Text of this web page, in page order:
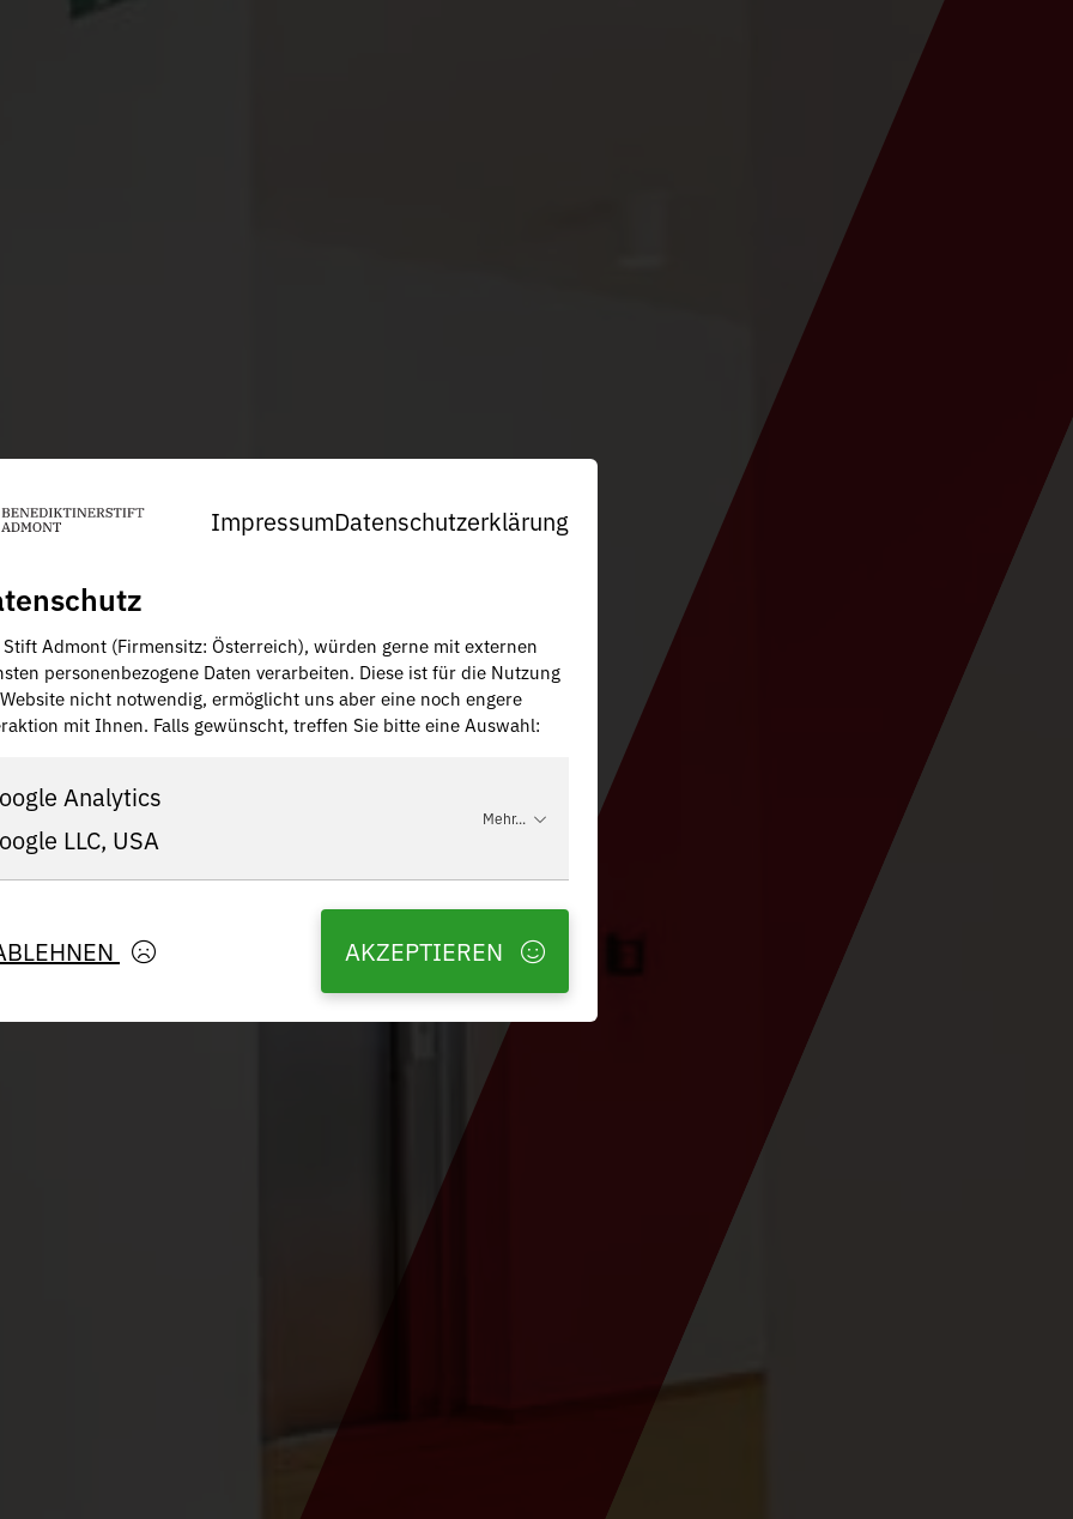
ImpressumDatenschutzerklärung
Stift Admont (Firmensitz: Österreich), würden gerne mit externen
personenbezogene Daten verarbeiten. Diese ist für die Nutzung
nicht notwendig, ermöglicht uns aber eine noch engere
mit Ihnen. Falls gewünscht, treffen Sie bitte eine Auswahl:
Analytics
LLC, USA
Mehr...
AKZEPTIEREN